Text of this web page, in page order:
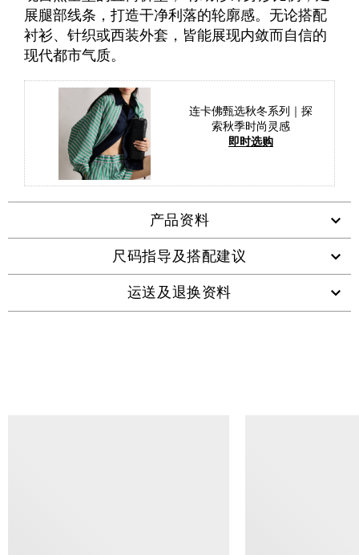
展腿部线条，打造干净利落的轮廓感。无论搭配
衬衫、针织或西装外套，皆能展现内敛而自信的
现代都市气质。
连卡佛甄选秋冬系列｜探
索秋季时尚灵感
即时选购
产品资料
尺码指导及搭配建议
运送及退换资料